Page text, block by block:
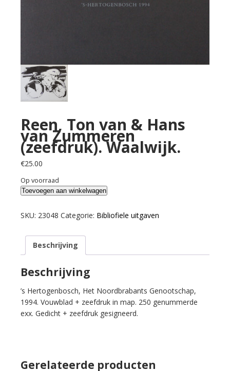
Reen, Ton van & Hans
van Zummeren
(zeefdruk). Waalwijk.
€25.00
Op voorraad
Reen,
van
Hans
Zummeren
(zeefdruk).
aantal
Toevoegen aan winkelwagen
SKU: 23048 Categorie: Bibliofiele uitgaven
Beschrijving
Beschrijving
’s Hertogenbosch, Het Noordbrabants Genootschap,
1994. Vouwblad + zeefdruk in map. 250 genummerde
exx. Gedicht + zeefdruk gesigneerd.
Gerelateerde producten